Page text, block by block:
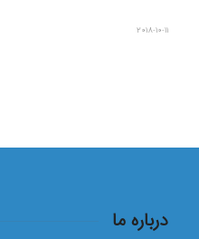
2018-10-11
درباره ما